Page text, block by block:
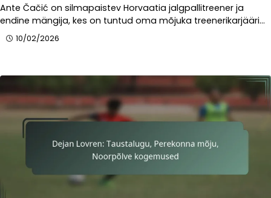
Ante Čačić on silmapaistev Horvaatia jalgpallitreener ja
endine mängija, kes on tuntud oma mõjuka treenerikarjääri…
10/02/2026